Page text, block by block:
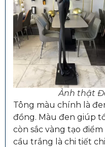
Ảnh thật
Tông màu chính là
đồng. Màu đen giúp
còn sắc vàng tạo
cầu trắng là chi tiết